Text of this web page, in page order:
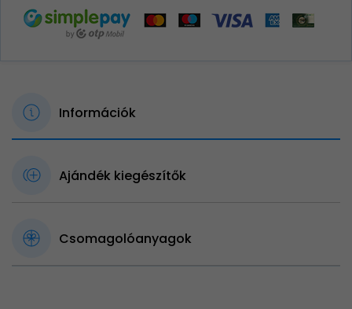
Információk
Ajándék kiegészítők
Csomagolóanyagok